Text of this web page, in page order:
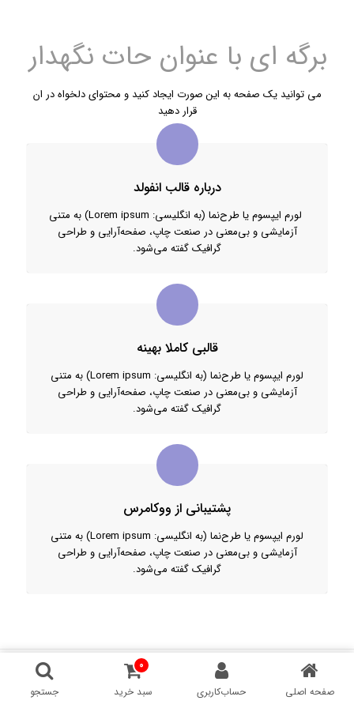
برگه ای با عنوان حات نگهدار
می توانید یک صفحه به این صورت ایجاد کنید و محتوای دلخواه در ان
قرار دهید
درباره قالب انفولد
لورم ایپسوم یا طرح‌نما (به انگلیسی: Lorem ipsum) به متنی
آزمایشی و بی‌معنی در صنعت چاپ، صفحه‌آرایی و طراحی
گرافیک گفته می‌شود.
قالبی کاملا بهینه
لورم ایپسوم یا طرح‌نما (به انگلیسی: Lorem ipsum) به متنی
آزمایشی و بی‌معنی در صنعت چاپ، صفحه‌آرایی و طراحی
گرافیک گفته می‌شود.
پشتیبانی از ووکامرس
لورم ایپسوم یا طرح‌نما (به انگلیسی: Lorem ipsum) به متنی
آزمایشی و بی‌معنی در صنعت چاپ، صفحه‌آرایی و طراحی
گرافیک گفته می‌شود.
صفحه اصلی حساب‌کاربری
0
سبد خرید
جستجو